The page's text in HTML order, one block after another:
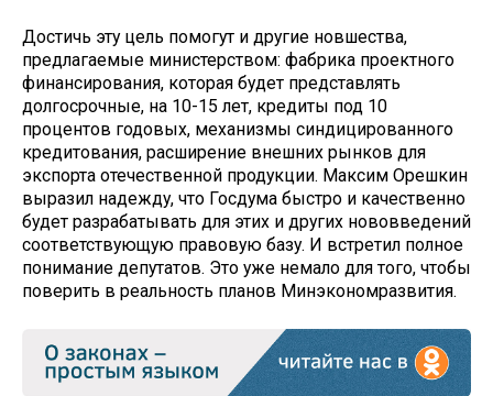
Достичь эту цель помогут и другие новшества,
предлагаемые министерством: фабрика проектного
финансирования, которая будет представлять
долгосрочные, на 10-15 лет, кредиты под 10
процентов годовых, механизмы синдицированного
кредитования, расширение внешних рынков для
экспорта отечественной продукции. Максим Орешкин
выразил надежду, что Госдума быстро и качественно
будет разрабатывать для этих и других нововведений
соответствующую правовую базу. И встретил полное
понимание депутатов. Это уже немало для того, чтобы
поверить в реальность планов Минэкономразвития.